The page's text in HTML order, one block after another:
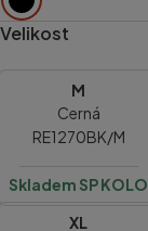
Velikost
M
Cerná
RE1270BK/M
Skladem SP KOLO
XL